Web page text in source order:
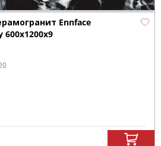
Ennface
600х1200х9